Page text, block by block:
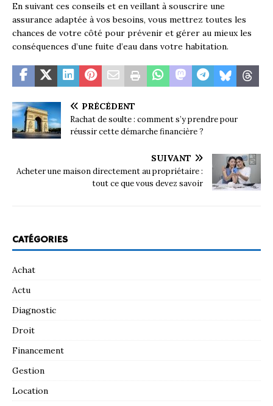
En suivant ces conseils et en veillant à souscrire une
assurance adaptée à vos besoins, vous mettrez toutes les
chances de votre côté pour prévenir et gérer au mieux les
conséquences d’une fuite d’eau dans votre habitation.
PRÉCÉDENT
Rachat de soulte : comment s’y prendre pour
réussir cette démarche financière ?
SUIVANT
Acheter une maison directement au propriétaire :
tout ce que vous devez savoir
CATÉGORIES
Achat
Actu
Diagnostic
Droit
Financement
Gestion
Location